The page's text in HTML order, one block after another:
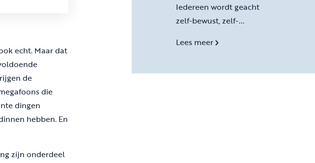
echt. Maar dat
de
die
dingen
hebben. En
zijn onderdeel
Iedereen wordt geacht
zelf-bewust, zelf-...
Lees meer